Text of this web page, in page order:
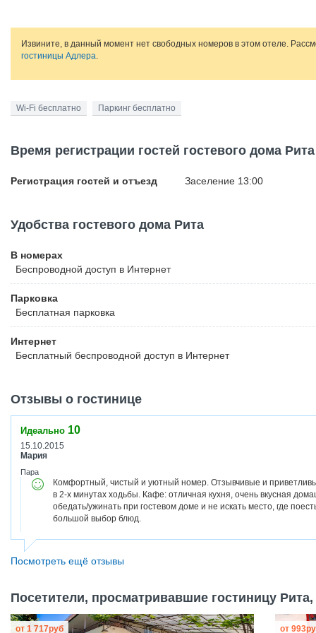
Извините, в данный момент нет свободных номеров в этом отеле.
гостиницы Адлера.
Wi-Fi бесплатно Паркинг бесплатно
Время регистрации гостей гостевого дома Рита
Регистрация гостей и отъезд Заселение 13:00
Удобства гостевого дома Рита
В номерах
Беспроводной доступ в Интернет
Парковка
Бесплатная парковка
Интернет
Бесплатный беспроводной доступ в Интернет
Отзывы о гостинице
Идеально 10
15.10.2015
Мария
Пара
Комфортный, чистый и уютный номер. Отзывчивые и
в 2-х минутах ходьбы. Кафе: отличная кухня, очень вкусная
обедать/ужинать при гостевом доме и не искать место, где
большой выбор блюд.
Посмотреть ещё отзывы
Посетители, просматривавшие гостиницу Рита,
от 1 717руб от 993